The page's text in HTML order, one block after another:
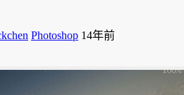
Photoshop 14年前